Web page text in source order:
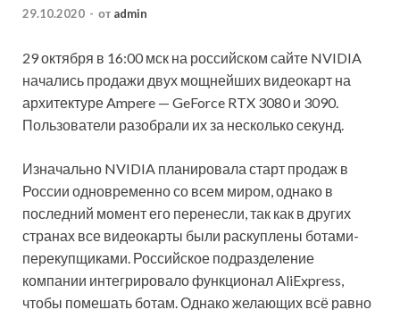
29.10.2020 - от admin
29 октября в 16:00 мск на российском сайте NVIDIA
начались продажи двух мощнейших видеокарт на
архитектуре Ampere — GeForce RTX 3080 и 3090.
Пользователи разобрали их за несколько секунд.
Изначально NVIDIA планировала старт продаж в
России одновременно со всем миром, однако в
последний момент его перенесли, так как в других
странах все видеокарты были раскуплены ботами-
перекупщиками. Российское подразделение
компании интегрировало функционал AliExpress,
чтобы помешать ботам. Однако желающих всё равно